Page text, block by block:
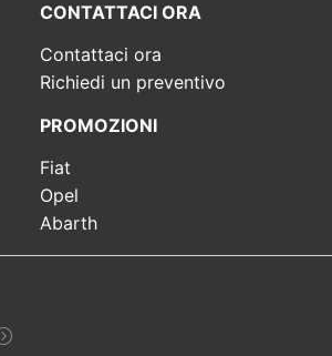
CONTATTACI ORA
Contattaci ora
Richiedi un preventivo
PROMOZIONI
Fiat
Opel
Abarth